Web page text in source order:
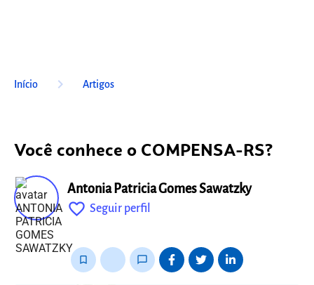
Início keyboard_arrow_right Artigos
Você conhece o COMPENSA-RS?
Antonia Patricia Gomes Sawatzky
favorite_outline Seguir perfil
fixo
bookmark_border chat_bubble_outline